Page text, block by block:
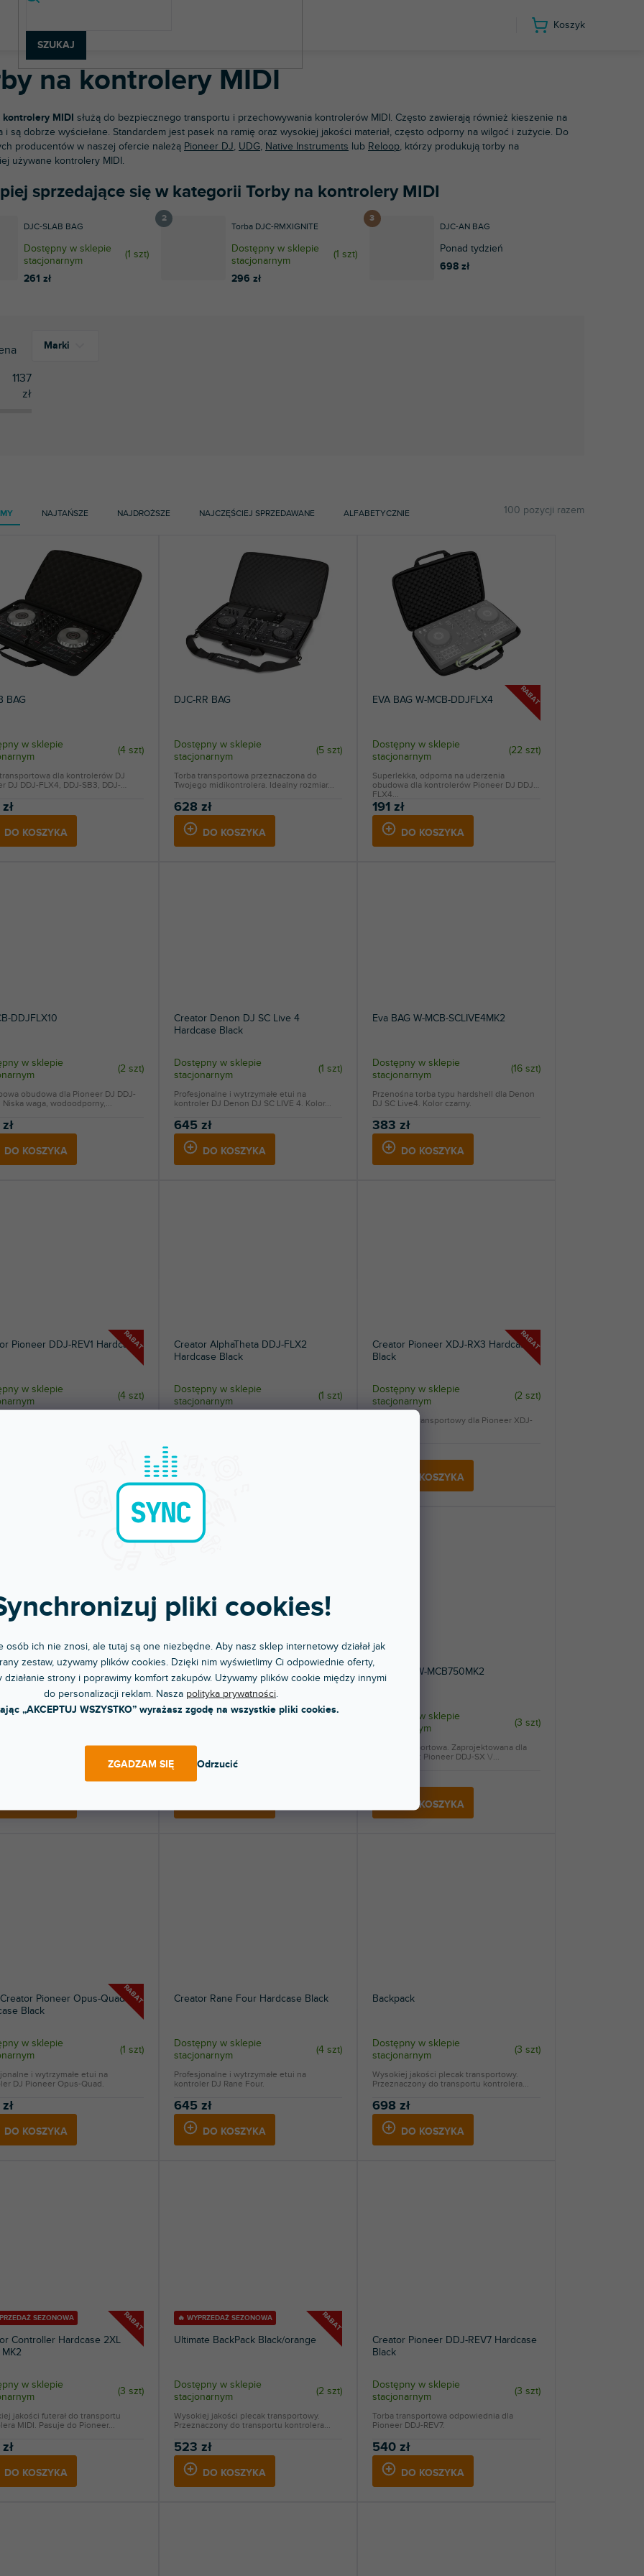
pliki cookies!
osób ich nie znosi, ale tutaj są one niezbędne. Aby nasz sklep internetowy działał jak
zestaw, używamy plików cookies. Dzięki nim wyświetlimy Ci odpowiednie oferty,
działanie strony i poprawimy komfort zakupów. Używamy plików cookie między innymi
do personalizacji reklam. Nasza polityka prywatności.
„AKCEPTUJ WSZYSTKO” wyrażasz zgodę na wszystkie pliki cookies.
Odrzucić
ZGADZAM SIĘ
SZUKAJ
Koszyk
DJ-ski Kontrolery MIDI
na kontrolery MIDI
kontrolery MIDI służą do bezpiecznego transportu i przechowywania kontrolerów MIDI. Często zawierają również kieszenie na
i są dobrze wyściełane. Standardem jest pasek na ramię oraz wysokiej jakości materiał, często odporny na wilgoć i zużycie. Do
producentów w naszej ofercie należą Pioneer DJ, UDG, Native Instruments lub Reloop, którzy produkują torby na
używane kontrolery MIDI.
sprzedające się w kategorii Torby na kontrolery MIDI
DJC-SLAB BAG
Dostępny w sklepie
stacjonarnym
(1 szt)
261 zł
Torba DJC-RMXIGNITE
Dostępny w sklepie
stacjonarnym
(1 szt)
296 zł
DJC-AN BAG
Ponad tydzień
698 zł
NAJTAŃSZE NAJDROŻSZE NAJCZĘŚCIEJ SPRZEDAWANE ALFABETYCZNIE 100 pozycji razem
1137
zł
Marki
Pioneer DJ | AlphaTheta
Zomo
BAG
w sklepie
(4 szt)
DO KOSZYKA
dla kontrolerów DJ
DJ DDJ-FLX4, DDJ-SB3, DDJ-
DJC-RR BAG
Dostępny w sklepie
stacjonarnym
(5 szt)
628 zł
DO KOSZYKA
Torba transportowa przeznaczona do
Twojego midikontrolera. Idealny rozmiar...
RABAT
EVA BAG W-MCB-DDJFLX4
Dostępny w sklepie
stacjonarnym
(22 szt)
191 zł
DO KOSZYKA
Superlekka, odporna na uderzenia
obudowa dla kontrolerów Pioneer DJ DDJ-
FLX4...
DDJFLX10
w sklepie
(2 szt)
DO KOSZYKA
obudowa dla Pioneer DJ DDJ-
Niska waga, wodoodporny,...
Creator Denon DJ SC Live 4
Hardcase Black
Dostępny w sklepie
stacjonarnym
(1 szt)
645 zł
DO KOSZYKA
Profesjonalne i wytrzymałe etui na
kontroler DJ Denon DJ SC LIVE 4. Kolor...
Eva BAG W-MCB-SCLIVE4MK2
Dostępny w sklepie
stacjonarnym
(16 szt)
383 zł
DO KOSZYKA
Przenośna torba typu hardshell dla Denon
DJ SC Live4. Kolor czarny.
RABAT
Pioneer DDJ-REV1 Hardcase
w sklepie
(4 szt)
Creator AlphaTheta DDJ-FLX2
Hardcase Black
Dostępny w sklepie
stacjonarnym
(1 szt)
208 zł
RABAT
Creator Pioneer XDJ-RX3 Hardcase
Black
Dostępny w sklepie
stacjonarnym
(2 szt)
DO KOSZYKA
Pokrowiec transportowy dla Pioneer XDJ-
RABAT
AlphaTheta XDJ-AZ Hardcase
w sklepie
obudowa skorupowa dla
Creator Denon DJ Prime Go
Hardcase Black
Dostępny w sklepie
296 zł
Torba transportowa o sztywnej konstrukcji
EVA BAG W-MCB750MK2
Dostępny w sklepie
stacjonarnym
(3 szt)
DO KOSZYKA
Torba transportowa. Zaprojektowana dla
kontrolerów: Pioneer DDJ-SX \/...
RABAT
Pioneer Opus-Quad
Black
w sklepie
(1 szt)
DO KOSZYKA
i wytrzymałe etui na
DJ Pioneer Opus-Quad.
Creator Rane Four Hardcase Black
Dostępny w sklepie
stacjonarnym
(4 szt)
645 zł
DO KOSZYKA
Profesjonalne i wytrzymałe etui na
kontroler DJ Rane Four.
Backpack
Dostępny w sklepie
stacjonarnym
(3 szt)
698 zł
DO KOSZYKA
Wysokiej jakości plecak transportowy.
Przeznaczony do transportu kontrolera...
RABAT
SEZONOWA
Controller Hardcase 2XL
w sklepie
(3 szt)
DO KOSZYKA
jakości futerał do transportu
MIDI. Pasuje do Pioneer...
RABAT
🔥 WYPRZEDAŻ SEZONOWA
Ultimate BackPack Black/orange
Dostępny w sklepie
stacjonarnym
(2 szt)
523 zł
DO KOSZYKA
Wysokiej jakości plecak transportowy.
Przeznaczony do transportu kontrolera...
Creator Pioneer DDJ-REV7 Hardcase
Black
Dostępny w sklepie
stacjonarnym
(3 szt)
540 zł
DO KOSZYKA
Torba transportowa odpowiednia dla
Pioneer DDJ-REV7.